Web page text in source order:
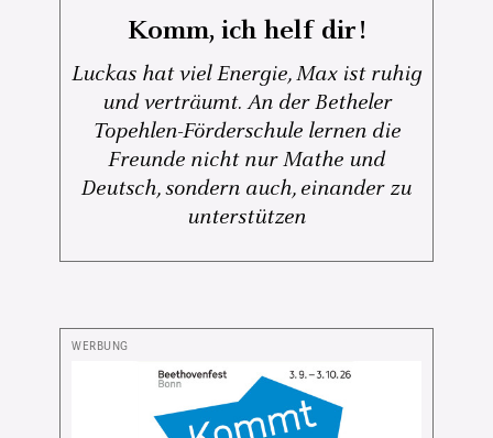
Komm, ich helf dir!
Luckas hat viel Energie, Max ist ruhig
und verträumt. An der Betheler
Topehlen-Förderschule lernen die
Freunde nicht nur Mathe und
Deutsch, sondern auch, einander zu
unterstützen